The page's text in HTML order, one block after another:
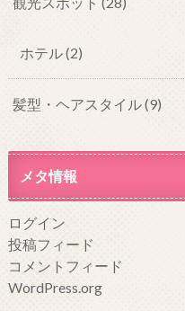
ホテル(2)
髪型・ヘアスタイル(9)
メタ情報
ログイン
投稿フィード
コメントフィード
WordPress.org